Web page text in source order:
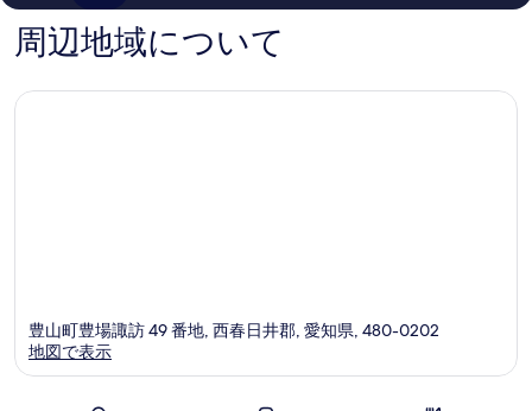
表
示
る
の
口
ミ
ミ
周辺地域について
豊山町豊場諏訪 49 番地, 西春日井郡, 愛知県, 480-0202
地図で表示